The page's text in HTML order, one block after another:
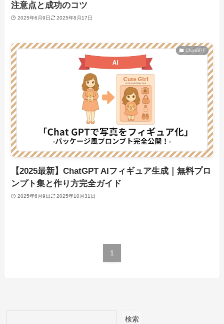
注意点と成功のコツ
2025年6月9日 2025年8月17日
ChatGPT
【2025最新】ChatGPT AIフィギュア生成｜無料プロ
ンプト集と作り方完全ガイド
2025年6月9日 2025年10月31日
1
検索